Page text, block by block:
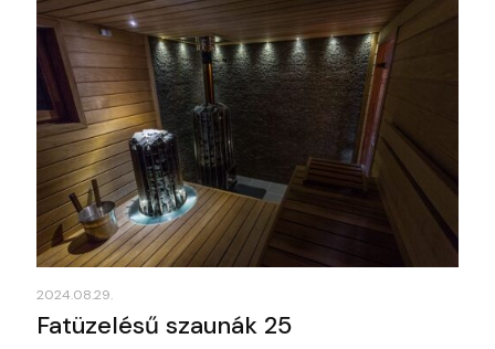
2024.08.29.
Fatüzelésű szaunák 25